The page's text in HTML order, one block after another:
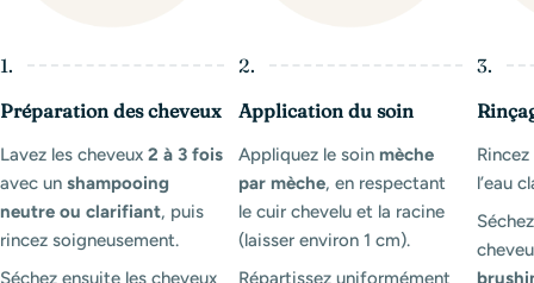
1.
Préparation des cheveux
Lavez les cheveux 2 à 3 fois
avec un shampooing
neutre ou clarifiant, puis
rincez soigneusement.
Séchez ensuite les cheveux
2.
Application du soin
Appliquez le soinmèche
par mèche, en respectant
le cuir chevelu et la racine
(laisser environ 1 cm).
Répartissez uniformément
3.
l’eau